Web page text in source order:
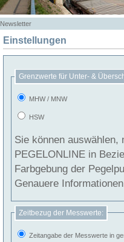
Newsletter
Einstellungen
Grenzwerte für Unter- &
MHW / MNW
HSW
Sie können
PEGELONLINE in Beziehung
Farbgebung der
Genauere
Zeitbezug der Messwerte:
Zeitangabe der Messwerte in